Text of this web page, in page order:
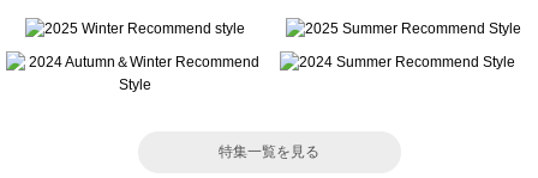
特集一覧を見る